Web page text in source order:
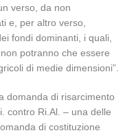
verso, da non
e, per altro verso,
fondi dominanti, i quali,
potranno che essere
di medie dimensioni”.
domanda di risarcimento
contro Ri.Al. – una delle
di costituzione